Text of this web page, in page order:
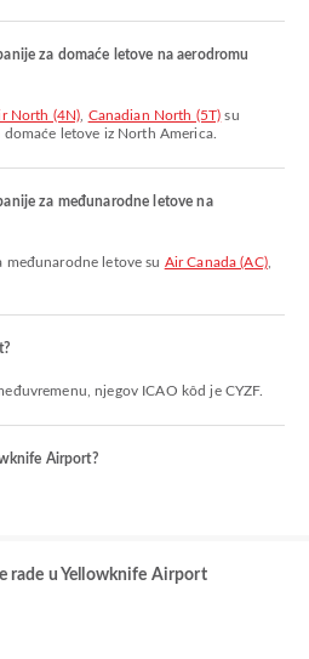
za domaće letove na aerodromu
North (4N) Canadian North (5T) su
letove iz North America.
za međunarodne letove na
međunarodne letove su Air Canada (AC),
njegov ICAO kôd je CYZF.
Airport?
rade u Yellowknife Airport